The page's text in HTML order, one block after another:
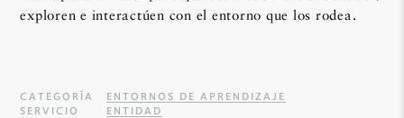
exploren e interactúen con el entorno que los rodea.
CATEGORÍA
ENTORNOS DE APRENDIZAJE
SERVICIO
ENTIDAD